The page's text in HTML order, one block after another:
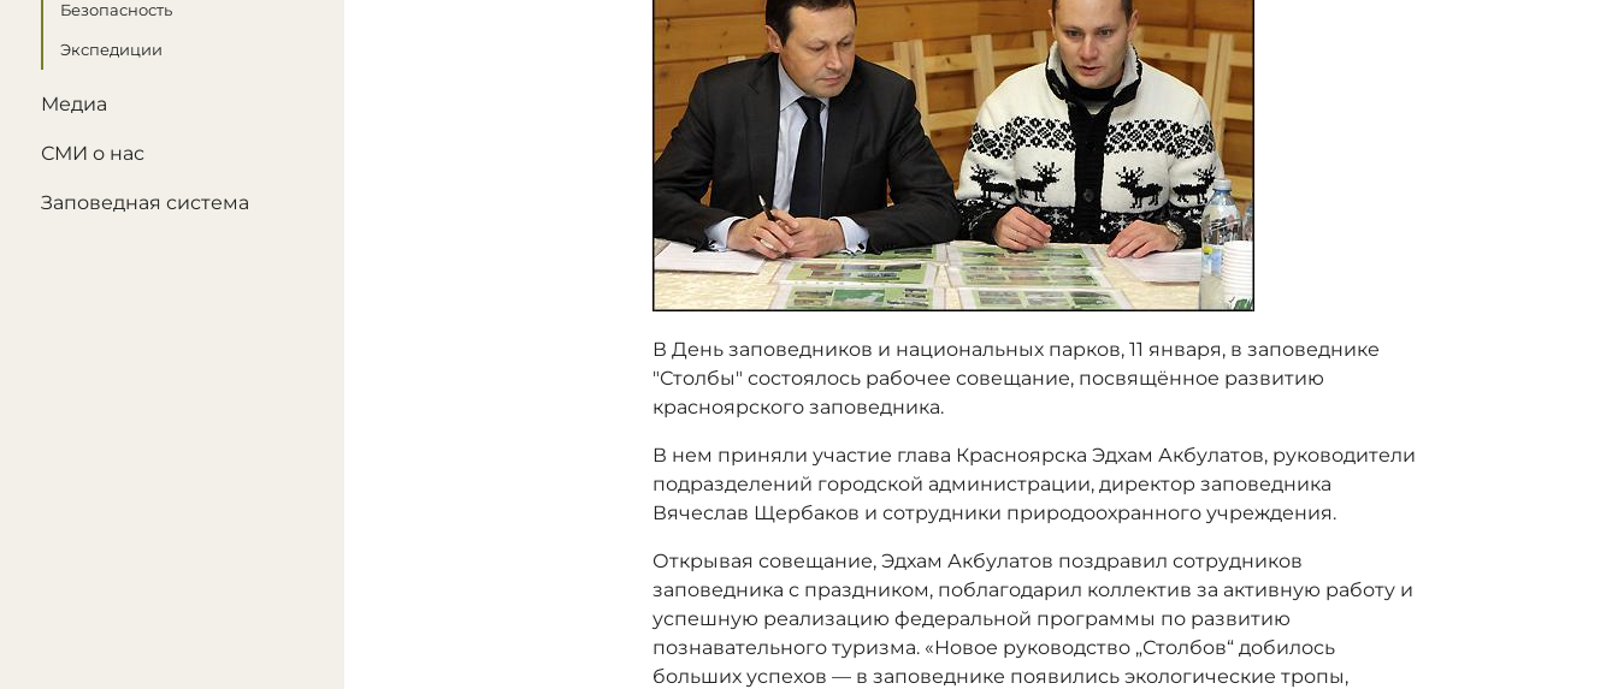
Безопасность
Экспедиции
Медиа
СМИ о нас
Заповедная система
В День заповедников и национальных парков, 11 января, в заповеднике
"Столбы" состоялось рабочее совещание, посвящённое развитию
красноярского заповедника.
В нем приняли участие глава Красноярска Эдхам Акбулатов, руководители
подразделений городской администрации, директор заповедника
Вячеслав Щербаков и сотрудники природоохранного учреждения.
Открывая совещание, Эдхам Акбулатов поздравил сотрудников
заповедника с праздником, поблагодарил коллектив за активную работу и
успешную реализацию федеральной программы по развитию
познавательного туризма. «Новое руководство „Столбов“ добилось
больших успехов — в заповеднике появились экологические тропы,